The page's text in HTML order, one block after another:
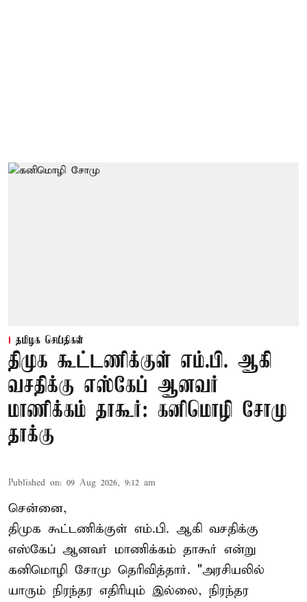
தமிழக செய்திகள்
திமுக கூட்டணிக்குள் எம்.பி. ஆகி
வசதிக்கு எஸ்கேப் ஆனவர்
மாணிக்கம் தாகூர்: கனிமொழி சோமு
தாக்கு
Published on: 09 Aug 2026, 9:12 am
சென்னை,
திமுக கூட்டணிக்குள் எம்.பி. ஆகி வசதிக்கு
எஸ்கேப் ஆனவர் மாணிக்கம் தாகூர் என்று
கனிமொழி சோமு தெரிவித்தார். "அரசியலில்
யாரும் நிரந்தர எதிரியும் இல்லை, நிரந்தர